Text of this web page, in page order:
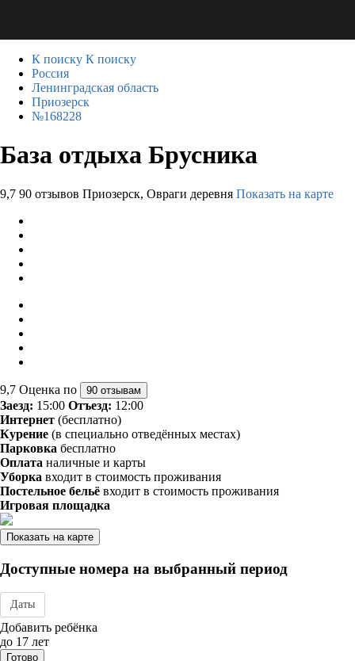
К поиску К поиску
Россия
Ленинградская область
Приозерск
№168228
База отдыха Брусника
9,7 90 отзывов Приозерск, Овраги деревня Показать на карте
9,7 Оценка по 90 отзывам
Заезд: 15:00 Отъезд: 12:00
Интернет (бесплатно)
Курение (в специально отведённых местах)
Парковка бесплатно
Оплата наличные и карты
Уборка входит в стоимость проживания
Постельное бельё входит в стоимость проживания
Игровая площадка
Показать на карте
Доступные номера на выбранный период
Даты
Дата заезда - отъезда
Добавить ребёнка
до 17 лет
Готово